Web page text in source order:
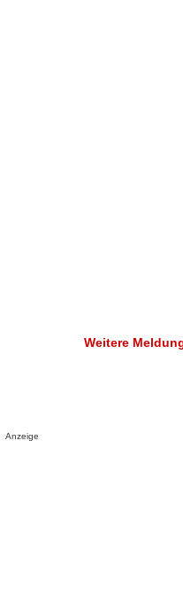
Weitere
Anzeige